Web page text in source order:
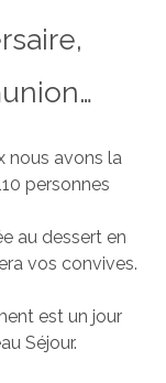
nous avons la
personnes
au dessert en
vos convives.
est un jour
Séjour.